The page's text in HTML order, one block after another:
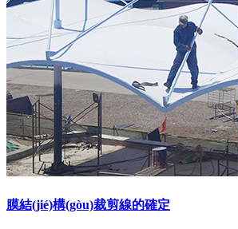
膜結(jié)構(gòu)裁剪線的確定